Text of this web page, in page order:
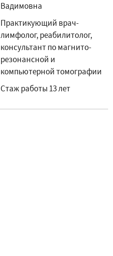
Вадимовна
Практикующий врач-
лимфолог, реабилитолог,
консультант по магнито-
резонансной и
компьютерной томографии
Стаж работы 13 лет